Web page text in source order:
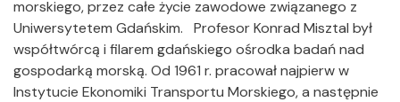
morskiego, przez całe życie zawodowe związanego z
Uniwersytetem Gdańskim. Profesor Konrad Misztal był
współtwórcą i filarem gdańskiego ośrodka badań nad
gospodarką morską. Od 1961 r. pracował najpierw w
Instytucie Ekonomiki Transportu Morskiego, a następnie